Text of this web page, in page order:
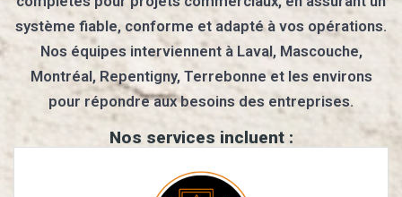
système fiable, conforme et adapté à vos opérations.
Nos équipes interviennent à Laval, Mascouche,
Montréal, Repentigny, Terrebonne et les environs
pour répondre aux besoins des entreprises.
Nos services incluent :